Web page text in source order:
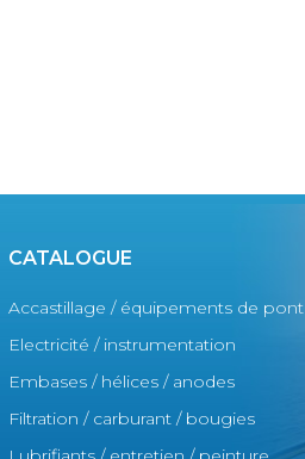
CATALOGUE
Accastillage / équipements de pont
Electricité / instrumentation
Embases / hélices / anodes
Filtration / carburant / bougies